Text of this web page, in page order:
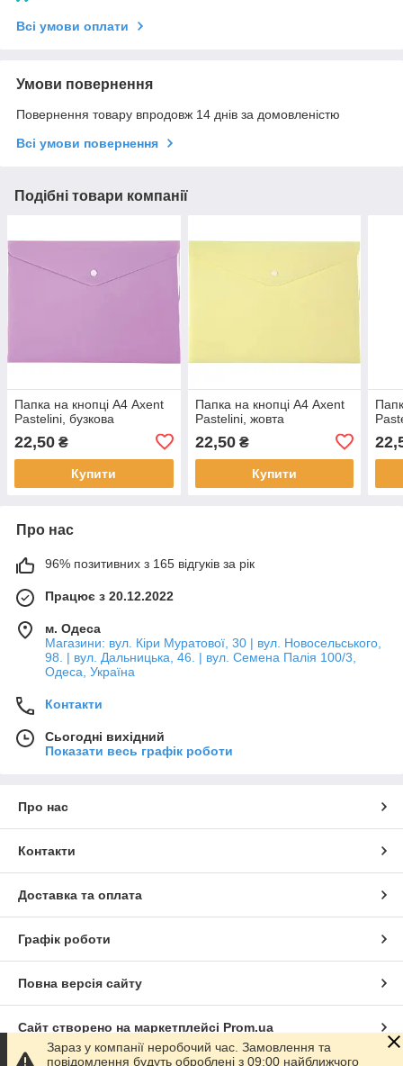
Всі умови оплати
Умови повернення
Повернення товару впродовж 14 днів за домовленістю
Всі умови повернення
Подібні товари компанії
Папка на кнопці А4 Axent
Pastelini, бузкова
22,50 ₴
Купити
Папка на кнопці А4 Axent
Pastelini, жовта
22,50₴
Купити
Про нас
96% позитивних з 165 відгуків за рік
Працює з 20.12.2022
м. Одеса
Магазини: вул. Кіри Муратової, 30 | вул. Новосельського,
98. | вул. Дальницька, 46. | вул. Семена Палія 100/3,
Одеса, Україна
Контакти
Сьогодні вихідний
Показати весь графік роботи
Про нас
Контакти
Доставка та оплата
Графік роботи
Повна версія сайту
Сайт створено на маркетплейсі Prom.ua
Зараз у компанії неробочий час. Замовлення та
повідомлення будуть оброблені з 09:00 найближчого